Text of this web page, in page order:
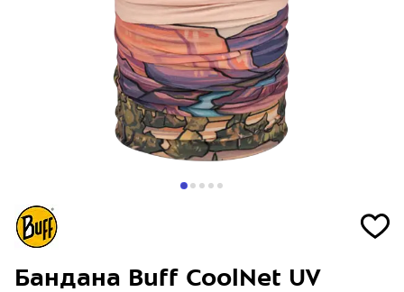
Бандана Buff CoolNet UV